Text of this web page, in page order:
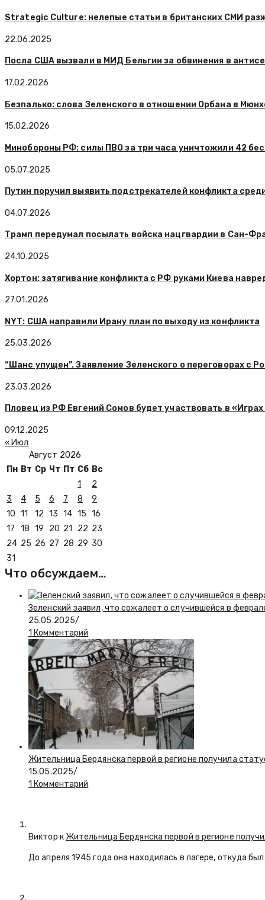
Strategic Culture: нелепые статьи в британских СМИ
22.06.2025
Посла США вызвали в МИД Бельгии за обвинения в
17.02.2026
Безпалько: слова Зеленского в отношении Орбана в
15.02.2026
Минобороны РФ: силы ПВО за три часа уничтожили 42
05.07.2025
Путин поручил выявить подстрекателей конфликта
04.07.2026
Трамп передумал посылать войска нацгвардии в Сан-
24.10.2025
Хортон: затягивание конфликта с РФ руками Киева
27.01.2026
NYT: США направили Ирану план по выходу из конфликта
25.03.2026
“Шанс упущен”. Заявление Зеленского о переговорах с
23.03.2026
Пловец из РФ Евгений Сомов будет участвовать в
09.12.2025
« Июл
Август 2026
Пн Вт Ср Чт Пт Сб Вс
1
2
3
4 5 6 7 8
9
10 11 12 13 14 15 16
17
18 19 20 21 22 23
24 25 26 27 28 29 30
31
Что обсуждаем…
Зеленский заявил, что сожалеет о случившейся в
25.05.2025/
1 Комментарий
Жительница Бердянска первой в регионе получила
15.05.2025/
1 Комментарий
Виктор к Жительница Бердянска первой в регионе
До апреля 1945 года она находилась в лагере, откуда